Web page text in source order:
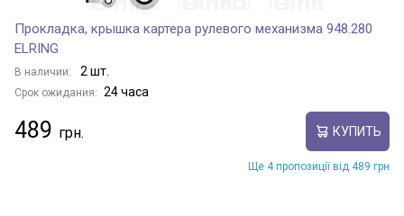
Прокладка, крышка картера рулевого механизма 948.280
ELRING
В наличии: 2 шт.
Срок ожидания: 24 часа
489 КУПИТЬ
Ще 4 пропозиції від 489 грн